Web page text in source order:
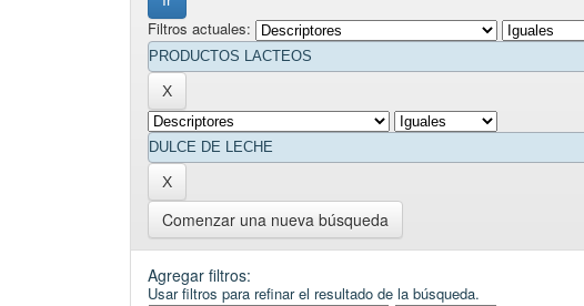
Filtros actuales:
Comenzar una nueva búsqueda
Agregar filtros:
Usar filtros para refinar el resultado de la búsqueda.